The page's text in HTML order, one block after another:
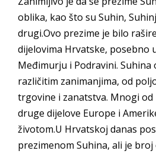
oblika, kao što su Suhin,
drugi.Ovo prezime je bilo
dijelovima Hrvatske, posebno
Međimurju i Podravini. Suhina
različitim zanimanjima, od
trgovine i zanatstva. Mnogi
druge dijelove Europe i
životom.U Hrvatskoj danas
prezimenom Suhina, ali je